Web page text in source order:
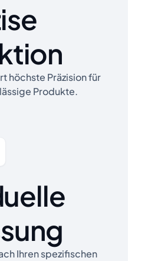
höchste Präzision für
Produkte.
Ihren spezifischen